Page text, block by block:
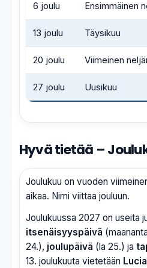
6 joulu Ensimmäinen
13 joulu Täysikuu
20 joulu Viimeinen
27 joulu Uusikuu
Hyvä tietää –
Joulukuu on vuoden
aikaa. Nimi viittaa jouluun.
Joulukuussa 2027 on useita
itsenäisyyspäivä
24.), joulupäivä (la 25.) ja
13. joulukuuta vietetään